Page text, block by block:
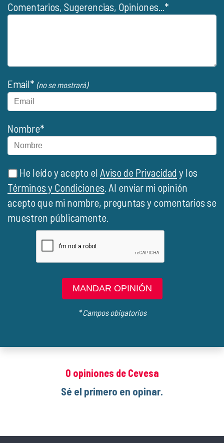
Comentarios, Sugerencias, Opiniones...*
Email* (no se mostrará)
Nombre*
He leído y acepto el Aviso de Privacidad y los
Términos y Condiciones . Al enviar mi opinión
acepto que mi nombre, preguntas y comentarios se
muestren públicamente.
MANDAR OPINIÓN
* Campos obigatorios
0 opiniones de Cevesa
Sé el primero en opinar.